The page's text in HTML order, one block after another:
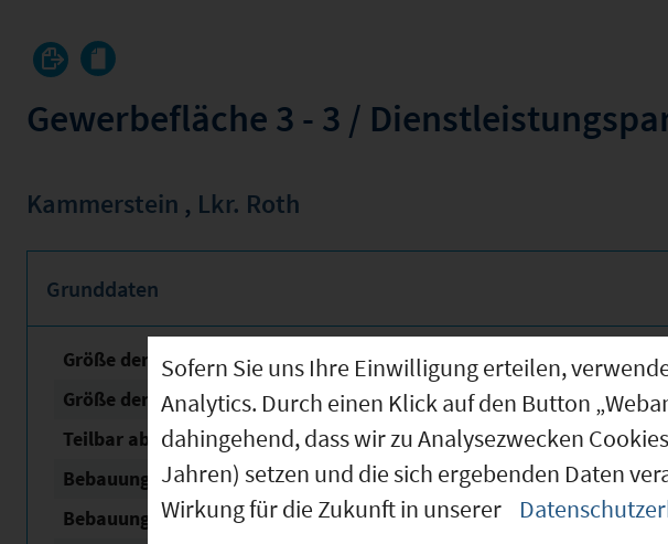
Gewerbefläche 3 - 3 /
Kammerstein , Lkr. Roth
Grunddaten
Größe der unbebauten Fläche
4.041 m²
Größe der Fläche mit Baurecht
9.000 m²
Teilbar ab
1.000 m²
Bebauungsplan Nr. / Name
Dienstleistungspark Haag
Bebauungsplan Status
rechtskräftig
Sofern Sie uns Ihre Einwilligung erteilen,
Analytics. Durch einen Klick auf den Button
dahingehend, dass wir zu Analysezwecken
Jahren) setzen und die sich ergebenden Daten
Wirkung für die Zukunft in unserer